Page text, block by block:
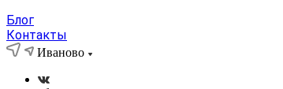
Блог
Контакты
Иваново